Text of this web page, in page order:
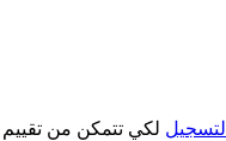
التسجيل لكي تتمكن من تقييم